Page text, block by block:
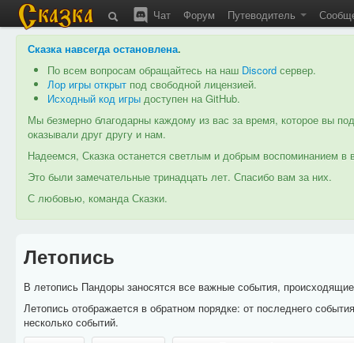
Чат Форум Путеводитель
Сказка навсегда остановлена.
По всем вопросам обращайтесь на наш Discord сервер.
Лор игры открыт под свободной лицензией.
Исходный код игры доступен на GitHub.
Мы безмерно благодарны каждому из вас за время, которое вы
оказывали друг другу и нам.
Надеемся, Сказка останется светлым и добрым воспоминанием
Это были замечательные тринадцать лет. Спасибо вам за них.
С любовью, команда Сказки.
Летопись
В летопись Пандоры заносятся все важные события,
Летопись отображается в обратном порядке: от последнего
несколько событий.